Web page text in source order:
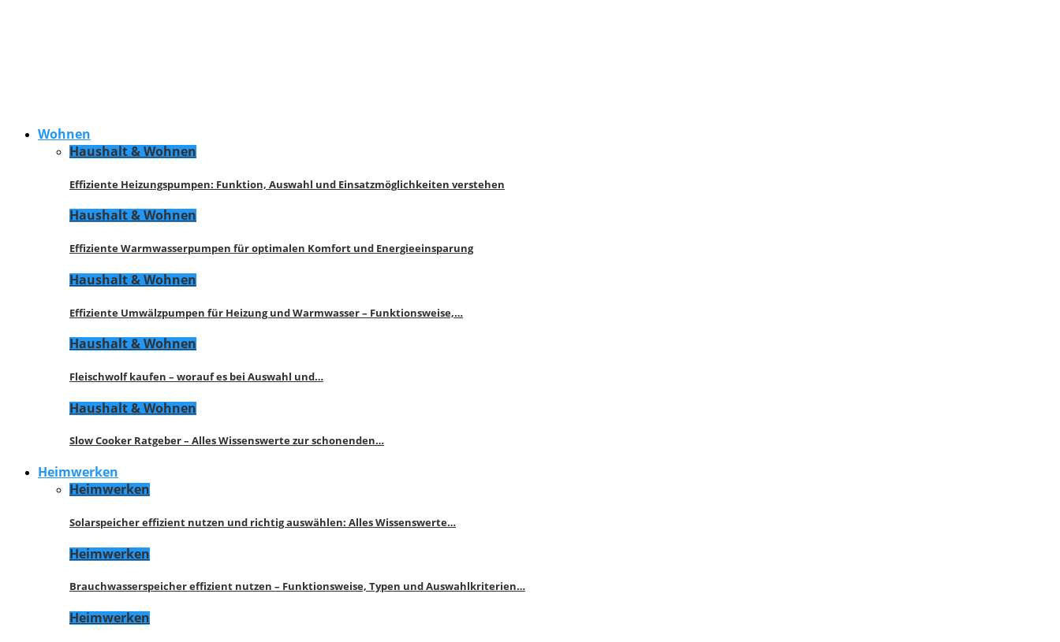
Wohnen
Haushalt & Wohnen
Effiziente Heizungspumpen: Funktion, Auswahl und Einsatzmöglichkeiten verstehen
Haushalt & Wohnen
Effiziente Warmwasserpumpen für optimalen Komfort und Energieeinsparung
Haushalt & Wohnen
Effiziente Umwälzpumpen für Heizung und Warmwasser – Funktionsweise,…
Haushalt & Wohnen
Fleischwolf kaufen – worauf es bei Auswahl und…
Haushalt & Wohnen
Slow Cooker Ratgeber – Alles Wissenswerte zur schonenden…
Heimwerken
Heimwerken
Solarspeicher effizient nutzen und richtig auswählen: Alles Wissenswerte…
Heimwerken
Brauchwasserspeicher effizient nutzen – Funktionsweise, Typen und Auswahlkriterien…
Heimwerken